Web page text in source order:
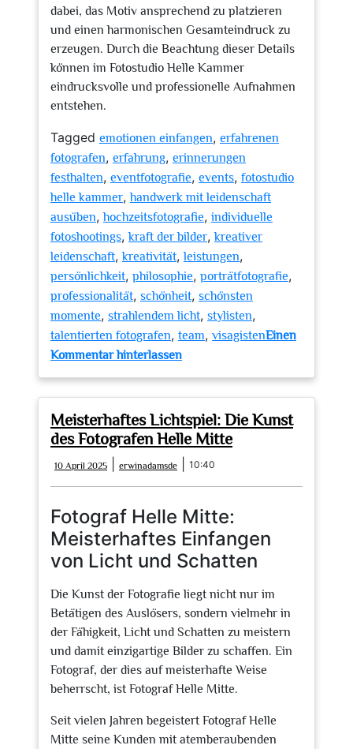
dabei, das Motiv ansprechend zu platzieren
und einen harmonischen Gesamteindruck zu
erzeugen. Durch die Beachtung dieser Details
können im Fotostudio Helle Kammer
eindrucksvolle und professionelle Aufnahmen
entstehen.
Tagged emotionen einfangen, erfahrenen
fotografen, erfahrung, erinnerungen
festhalten, eventfotografie, events, fotostudio
helle kammer,handwerk mit leidenschaft
ausüben,hochzeitsfotografie, individuelle
fotoshootings,kraft der bilder,kreativer
leidenschaft,kreativität,leistungen,
persönlichkeit, philosophie, porträtfotografie,
professionalität, schönheit, schönsten
momente, strahlendem licht, stylisten,
talentierten fotografen, team, visagistenEinen
Kommentar hinterlassenzu
festhalten:
Fotostudio
Helle
Kammer
bringt
ins
Dunkel
Meisterhaftes Lichtspiel: Die Kunst
des Fotografen Helle Mitte
10 April 2025
April
2025
erwinadamsde erwinadamsde
10:40
Fotograf Helle Mitte:
Meisterhaftes Einfangen
von Licht und Schatten
Die Kunst der Fotografie liegt nicht nur im
Betätigen des Auslösers, sondern vielmehr in
der Fähigkeit, Licht und Schatten zu meistern
und damit einzigartige Bilder zu schaffen. Ein
Fotograf, der dies auf meisterhafte Weise
beherrscht, ist Fotograf Helle Mitte.
Seit vielen Jahren begeistert Fotograf Helle
Mitte seine Kunden mit atemberaubenden